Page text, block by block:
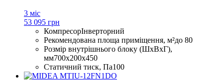
3 міс
53 095 грн
КомпресорІнверторний
Рекомендована площа приміщення, м²до 80
Розмір внутрішнього блоку (ШхВхГ),
мм700x200х450
Статичний тиск, Па100